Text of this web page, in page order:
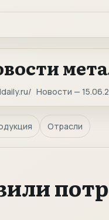
Новости —
Отрасли